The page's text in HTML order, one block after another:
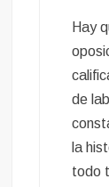
Hay
de
la
todo